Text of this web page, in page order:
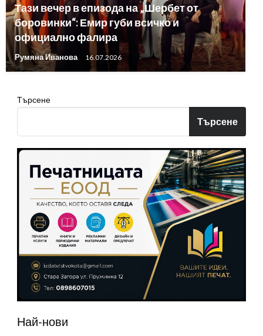
Тази вечер в епизода на „Шербет от
боровинки“: Емир губи всичко и
официално фалира
Румяна Иванова 16.07.2026
Търсене
Търсене
Най-нови